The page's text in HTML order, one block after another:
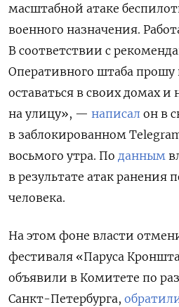
масштабной атаке
военного назначения.
В соответствии с
Оперативного штаба прошу
оставаться в своих домах и
на улицу», — написал он в
в заблокированном
восьмого утра. По данным
в результате атак ранения
человека.
На этом фоне власти
фестиваля «Паруса
объявили в Комитете по
Санкт-Петербурга,